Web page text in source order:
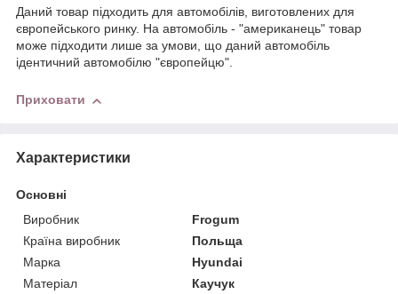
Даний товар підходить для автомобілів, виготовлених для
європейського ринку. На автомобіль - "американець" товар
може підходити лише за умови, що даний автомобіль
ідентичний автомобілю "європейцю".
Приховати
Характеристики
Основні
Виробник
Frogum
Країна виробник
Польща
Марка
Hyundai
Матеріал
Каучук